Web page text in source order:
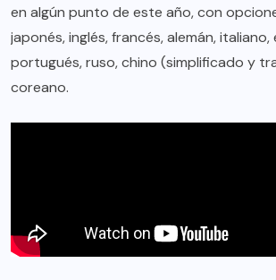
en algún punto de este año, con
japonés, inglés, francés, alemán, italiano,
portugués, ruso, chino (simplificado y
coreano.